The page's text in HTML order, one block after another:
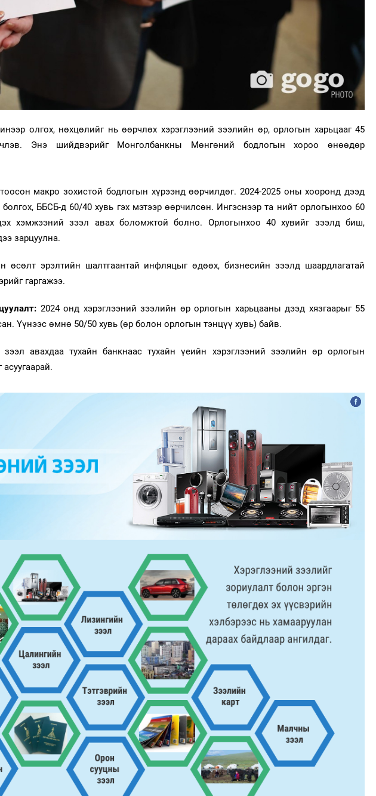
олгох, нөхцөлийг нь өөрчлөх хэрэглээний зээлийн өр, орлогын харьцааг 45
Энэ шийдвэрийг Монголбанкны Мөнгөний бодлогын хороо өнөөдөр
макро зохистой бодлогын хүрээнд өөрчилдөг. 2024-2025 оны хооронд дээд
болгох, ББСБ-д 60/40 хувь гэх мэтээр өөрчилсөн. Ингэснээр та нийт орлогынхоо 60
хэмжээний зээл авах боломжтой болно. Орлогынхоо 40 хувийг зээлд биш,
зарцуулна.
өсөлт эрэлтийн шалтгаантай инфляцыг өдөөх, бизнесийн зээлд шаардлагатай
гаргажээ.
2024 онд хэрэглээний зээлийн өр орлогын харьцааны дээд хязгаарыг 55
Үүнээс өмнө 50/50 хувь (өр болон орлогын тэнцүү хувь) байв.
зээл авахдаа тухайн банкнаас тухайн үеийн хэрэглээний зээлийн өр орлогын